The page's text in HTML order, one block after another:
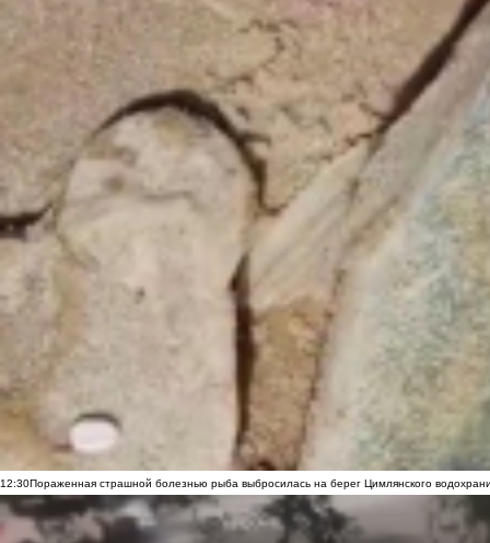
12:30Пораженная страшной болезнью рыба выбросилась на берег Цимлянского